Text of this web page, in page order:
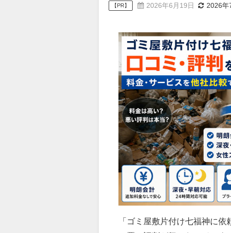
【PR】 2026年6月19日 2026年
「ゴミ屋敷片付け七福神に